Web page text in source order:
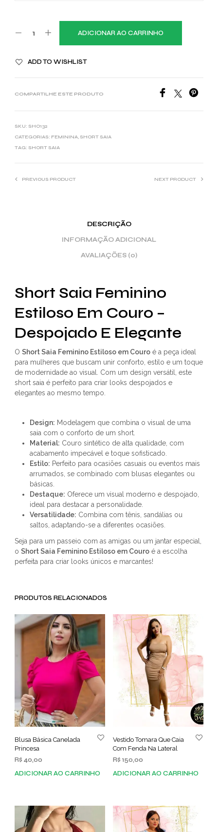
ADICIONAR AO CARRINHO
ADD TO WISHLIST
COMPARTILHE ESTE PRODUTO
SKU: SHO132
CATEGORIAS: FEMININA, SHORT SAIA
TAG: SHORT SAIA
PREVIOUS PRODUCT NEXT PRODUCT
DESCRIÇÃO
INFORMAÇÃO ADICIONAL
AVALIAÇÕES (0)
Short Saia Feminino
Estiloso Em Couro –
Despojado E Elegante
O Short Saia Feminino Estiloso em Couro é a peça ideal
para mulheres que buscam unir conforto, estilo e um toque
de modernidade ao visual. Com um design versátil, este
short saia é perfeito para criar looks despojados e
elegantes ao mesmo tempo.
Design: Modelagem que combina o visual de uma
saia com o conforto de um short.
Material: Couro sintético de alta qualidade, com
acabamento impecável e toque sofisticado.
Estilo: Perfeito para ocasiões casuais ou eventos mais
arrumados, se combinado com blusas elegantes ou
básicas.
Destaque: Oferece um visual moderno e despojado,
ideal para destacar a personalidade.
Versatilidade: Combina com tênis, sandálias ou
saltos, adaptando-se a diferentes ocasiões.
Seja para um passeio com as amigas ou um jantar especial,
o Short Saia Feminino Estiloso em Couro é a escolha
perfeita para criar looks únicos e marcantes!
PRODUTOS RELACIONADOS
Blusa Básica Canelada
Princesa
R$ 40,00
ADICIONAR AO CARRINHO
Vestido Tomara Que Caia
Com Fenda Na Lateral
R$ 150,00
ADICIONAR AO CARRINHO